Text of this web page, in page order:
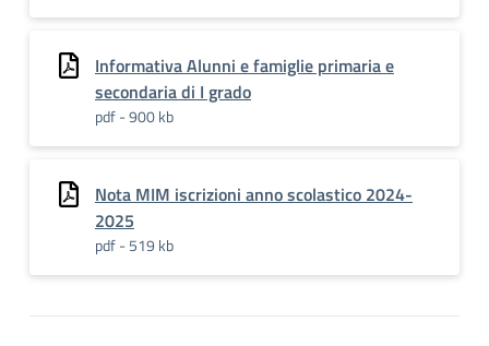
Informativa Alunni e famiglie primaria e
secondaria di I grado
pdf - 900 kb
Nota MIM iscrizioni anno scolastico 2024-
2025
pdf - 519 kb